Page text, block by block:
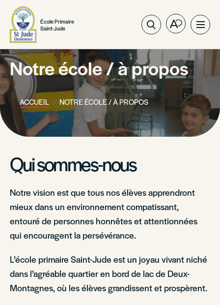
École Primaire
Saint-Jude
Open
toolbar.
Notre école / à propos
ACCUEIL NOTRE ÉCOLE / À PROPOS
Qui sommes-nous
Notre vision est que tous nos élèves apprendront
mieux dans un environnement compatissant,
entouré de personnes honnêtes et attentionnées
qui encouragent la persévérance.
L’école primaire Saint-Jude est un joyau vivant niché
dans l’agréable quartier en bord de lac de Deux-
Montagnes, où les élèves grandissent et prospèrent.